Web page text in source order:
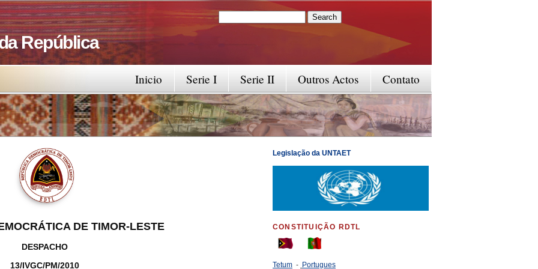
República
Search form
Contato
Outros Actos
Serie II
Serie I
Inicio
DE TIMOR-LESTE
DESPACHO
13/IVGC/PM/2010
Legislação da UNTAET
CONSTITUIÇÃO RDTL
Tetum - Portugues